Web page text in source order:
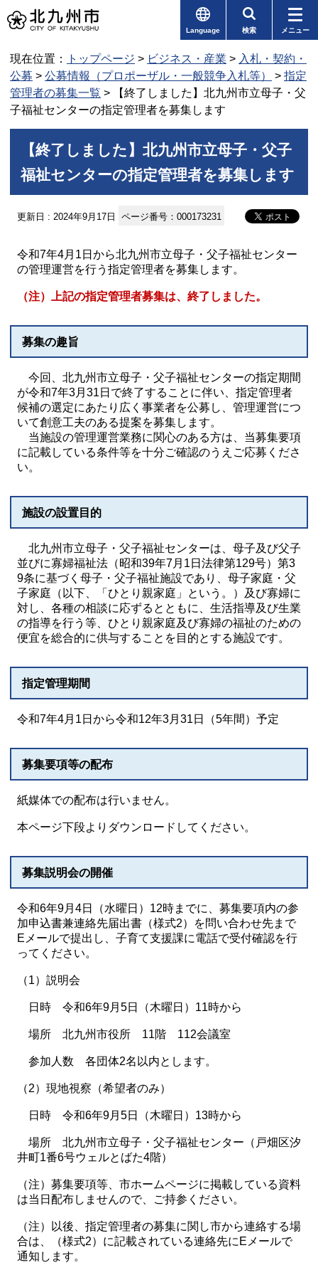
Language 検索 メニュー
現在位置： トップページ > ビジネス・産業 > 入札・契約・
公募 > 公募情報（プロポーザル・一般競争入札等） > 指定
管理者の募集一覧 > 【終了しました】北九州市立母子・父
子福祉センターの指定管理者を募集します
【終了しました】北九州市立母子・父子
福祉センターの指定管理者を募集します
更新日 : 2024年9月17日 ページ番号：000173231
令和7年4月1日から北九州市立母子・父子福祉センター
の管理運営を行う指定管理者を募集します。
（注）上記の指定管理者募集は、終了しました。
募集の趣旨
今回、北九州市立母子・父子福祉センターの指定期間
が令和7年3月31日で終了することに伴い、指定管理者
候補の選定にあたり広く事業者を公募し、管理運営につ
いて創意工夫のある提案を募集します。
当施設の管理運営業務に関心のある方は、当募集要項
に記載している条件等を十分ご確認のうえご応募くださ
い。
施設の設置目的
北九州市立母子・父子福祉センターは、母子及び父子
並びに寡婦福祉法（昭和39年7月1日法律第129号）第3
9条に基づく母子・父子福祉施設であり、母子家庭・父
子家庭（以下、「ひとり親家庭」という。）及び寡婦に
対し、各種の相談に応ずるとともに、生活指導及び生業
の指導を行う等、ひとり親家庭及び寡婦の福祉のための
便宜を総合的に供与することを目的とする施設です。
指定管理期間
令和7年4月1日から令和12年3月31日（5年間）予定
募集要項等の配布
紙媒体での配布は行いません。
本ページ下段よりダウンロードしてください。
募集説明会の開催
令和6年9月4日（水曜日）12時までに、募集要項内の参
加申込書兼連絡先届出書（様式2）を問い合わせ先まで
Eメールで提出し、子育て支援課に電話で受付確認を行
ってください。
（1）説明会
日時 令和6年9月5日（木曜日）11時から
場所 北九州市役所 11階 112会議室
参加人数 各団体2名以内とします。
（2）現地視察（希望者のみ）
日時 令和6年9月5日（木曜日）13時から
場所 北九州市立母子・父子福祉センター（戸畑区汐
井町1番6号ウェルとばた4階）
（注）募集要項等、市ホームページに掲載している資料
は当日配布しませんので、ご持参ください。
（注）以後、指定管理者の募集に関し市から連絡する場
合は、（様式2）に記載されている連絡先にEメールで
通知します。